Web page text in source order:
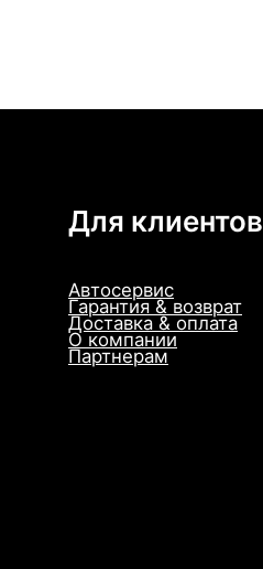
Для клиентов
Автосервис
Гарантия & возврат
Доставка & оплата
О компании
Партнерам